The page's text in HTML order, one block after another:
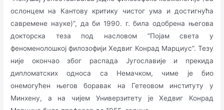
ослонцем на Кантову критику чистог ума и достигнућа
савремене науке)”, да би 1990. г. била одобрена његова
докторска теза под насловом ”Појам света у
феноменолошкој филозофији Хедвиг Конрад Марциус”. Тезу
није окончао због распада Југославије и прекида
дипломатских односа са Немачком, чиме је био
онемогућен његов боравак на Гетеовом институту у
Минхену, а на чијем Универзитету је Хедвиг Конрад